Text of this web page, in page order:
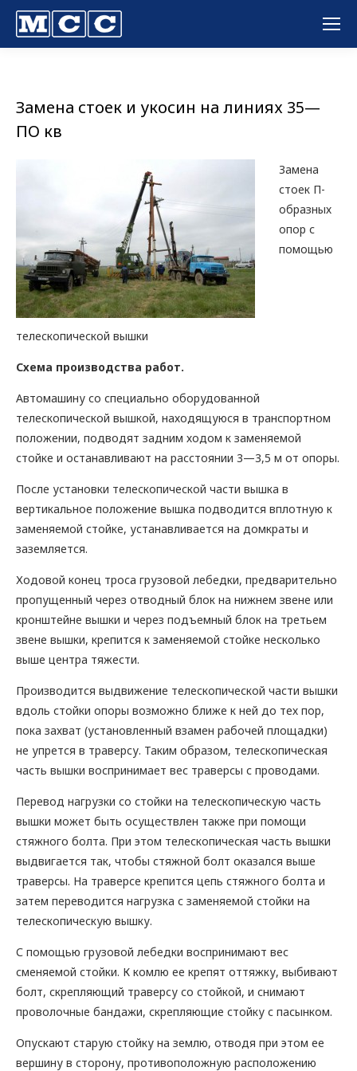
Замена стоек и укосин на линиях 35—
ПО кв
Замена
стоек П-
образных
опор с
помощью
телескопической вышки
Схема производства работ.
Автомашину со специально оборудованной
телескопической вышкой, находящуюся в транспортном
положении, подводят задним ходом к заменяемой
стойке и останавливают на расстоянии 3—3,5 м от опоры.
После установки телескопической части вышка в
вертикальное положение вышка подводится вплотную к
заменяемой стойке, устанавливается на домкраты и
заземляется.
Ходовой конец троса грузовой лебедки, предварительно
пропущенный через отводный блок на нижнем звене или
кронштейне вышки и через подъемный блок на третьем
звене вышки, крепится к заменяемой стойке несколько
выше центра тяжести.
Производится выдвижение телескопической части вышки
вдоль стойки опоры возможно ближе к ней до тех пор,
пока захват (установленный взамен рабочей площадки)
не упрется в траверсу. Таким образом, телескопическая
часть вышки воспринимает вес траверсы с проводами.
Перевод нагрузки со стойки на телескопическую часть
вышки может быть осуществлен также при помощи
стяжного болта. При этом телескопическая часть вышки
выдвигается так, чтобы стяжной болт оказался выше
траверсы. На траверсе крепится цепь стяжного болта и
затем переводится нагрузка с заменяемой стойки на
телескопическую вышку.
С помощью грузовой лебедки воспринимают вес
сменяемой стойки. К комлю ее крепят оттяжку, выбивают
болт, скрепляющий траверсу со стойкой, и снимают
проволочные бандажи, скрепляющие стойку с пасынком.
Опускают старую стойку на землю, отводя при этом ее
вершину в сторону, противоположную расположению